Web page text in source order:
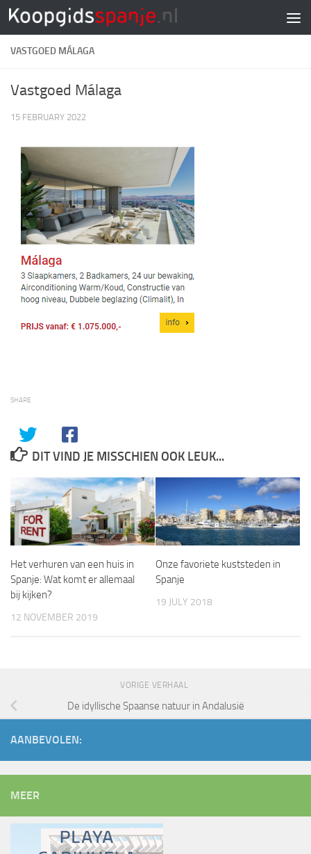
Doorgaan naar inhoud
VASTGOED MÁLAGA
Vastgoed Málaga
15 FEBRUARY 2022
SHARE
DIT VIND JE MISSCHIEN OOK LEUK...
Het verhuren van een huis in
Spanje: Wat komt er allemaal
bij kijken?
12 NOVEMBER 2019
Onze favoriete kuststeden in
Spanje
19 JULY 2018
VORIGE VERHAAL
De idyllische Spaanse natuur in Andalusië
AANBEVOLEN:
MEER